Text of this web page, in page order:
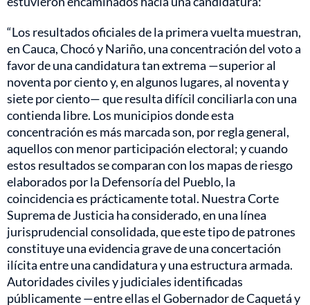
“Los resultados oficiales de la primera vuelta muestran,
en Cauca, Chocó y Nariño, una concentración del voto a
favor de una candidatura tan extrema —superior al
noventa por ciento y, en algunos lugares, al noventa y
siete por ciento— que resulta difícil conciliarla con una
contienda libre. Los municipios donde esta
concentración es más marcada son, por regla general,
aquellos con menor participación electoral; y cuando
estos resultados se comparan con los mapas de riesgo
elaborados por la Defensoría del Pueblo, la
coincidencia es prácticamente total. Nuestra Corte
Suprema de Justicia ha considerado, en una línea
jurisprudencial consolidada, que este tipo de patrones
constituye una evidencia grave de una concertación
ilícita entre una candidatura y una estructura armada.
Autoridades civiles y judiciales identificadas
públicamente —entre ellas el Gobernador de Caquetá y